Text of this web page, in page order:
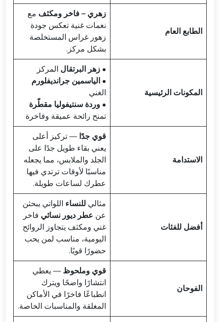
الطابع العام
زهري – فاخر ومكثف مع
نغمات غنية تعكس جودة
زهور غراس المستخلصة
بشكل مركز.
المكونات الرئيسية
• زهر البرتقال المركز
• الياسمين جرانديفلورم
الغني
• وردة سنتيفوليا مقطّرة
تمنح رائحة عميقة وفاخرة
الاستدامة
قوي جدًا — تركيز أعلى
يعني بقاء طويل جدًا على
الجلد والملابس، مما يجعله
مناسبًا لأوقات ترتدي فيها
عطرك لساعات طويلة.
أفضل للفئات
مثالي للنساء اللواتي يبحثن
عن عطر ديور نسائي فاخر
غني ومكثف يتجاوز الروائح
اليومية، مناسب لمن يحب
حضورًا قويًا.
الفوحان
قوي وملحوظ — يعطي
انتشارًا واضحًا ويترك
انطباعًا فاخرًا في الأماكن
المغلقة والمناسبات الخاصة.